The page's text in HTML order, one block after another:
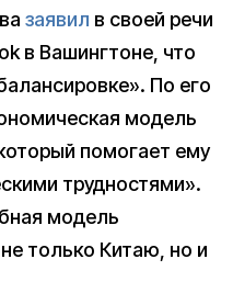
заявил в своей речи
в Вашингтоне, что
По его
модель
помогает ему
трудностями».
модель
только Китаю, но и